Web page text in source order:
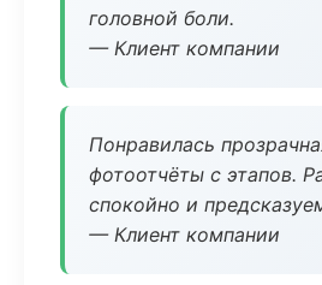
головной боли.
— Клиент компании
Понравилась
фотоотчёты с этапов.
спокойно и
— Клиент компании